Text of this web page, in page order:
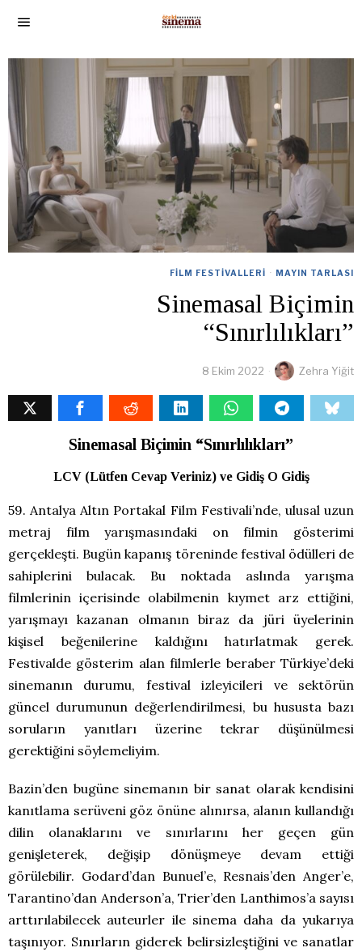
FILM FESTIVALLERI · MAYIN TARLASI
Sinemasal Biçimin
“Sınırlılıkları”
8 Ekim 2022 Zehra Yiğit
Sinemasal Biçimin “Sınırlılıkları”
LCV (Lütfen Cevap Veriniz) ve Gidiş O Gidiş
59. Antalya Altın Portakal Film Festivali’nde, ulusal uzun
metraj film yarışmasındaki on filmin gösterimi
gerçekleşti. Bugün kapanış töreninde festival ödülleri de
sahiplerini bulacak. Bu noktada aslında yarışma
filmlerinin içerisinde olabilmenin kıymet arz ettiğini,
yarışmayı kazanan olmanın biraz da jüri üyelerinin
kişisel beğenilerine kaldığını hatırlatmak gerek.
Festivalde gösterim alan filmlerle beraber Türkiye’deki
sinemanın durumu, festival izleyicileri ve sektörün
güncel durumunun değerlendirilmesi, bu hususta bazı
soruların yanıtları üzerine tekrar düşünülmesi
gerektiğini söylemeliyim.
Bazin’den bugüne sinemanın bir sanat olarak kendisini
kanıtlama serüveni göz önüne alınırsa, alanın kullandığı
dilin olanaklarını ve sınırlarını her geçen gün
genişleterek, değişip dönüşmeye devam ettiği
görülebilir. Godard’dan Bunuel’e, Resnais’den Anger’e,
Tarantino’dan Anderson’a, Trier’den Lanthimos’a sayısı
arttırılabilecek auteurler ile sinema daha da yukarıya
taşınıyor. Sınırların giderek belirsizleştiğini ve sanatlar